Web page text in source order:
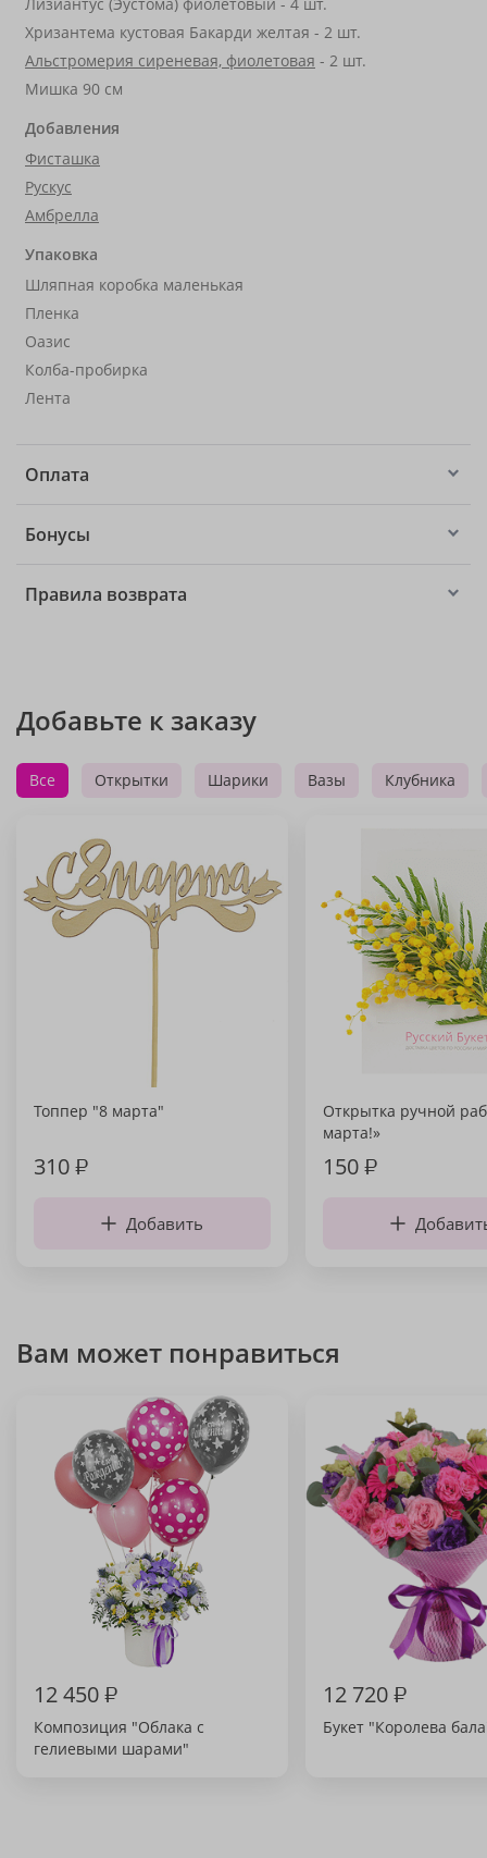
Хризантема кустовая Бакарди желтая - 2 шт.
Альстромерия сиреневая, фиолетовая - 2 шт.
Мишка 90 см
Добавления
Фисташка
Рускус
Амбрелла
Упаковка
Шляпная коробка маленькая
Пленка
Оазис
Колба-пробирка
Лента
Оплата
Бонусы
Правила возврата
Добавьте к заказу
Все Открытки Шарики Вазы Клубника
Топпер "8 марта"
310₽
Добавить
Открытка ручной
марта!»
150₽
Вам может понравиться
12 450₽
Композиция "Облака с
гелиевыми шарами"
12 720₽
Букет "Королева